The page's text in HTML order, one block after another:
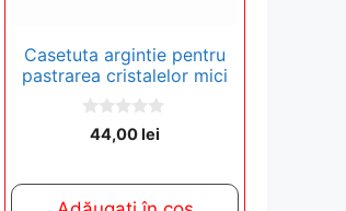
Casetuta argintie pentru
pastrarea cristalelor mici
o
o
f
44,00 lei